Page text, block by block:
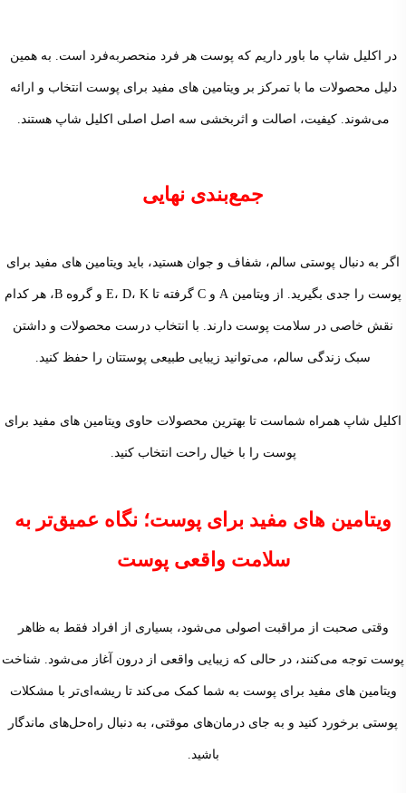
در اکلیل شاپ ما باور داریم که پوست هر فرد منحصر‌به‌فرد است. به همین
دلیل محصولات ما با تمرکز بر ویتامین های مفید برای پوست انتخاب و ارائه
می‌شوند. کیفیت، اصالت و اثربخشی سه اصل اصلی اکلیل شاپ هستند.
جمع‌بندی نهایی
اگر به دنبال پوستی سالم، شفاف و جوان هستید، باید ویتامین های مفید برای
پوست را جدی بگیرید. از ویتامین A و C گرفته تا E، D، K و گروه B، هر کدام
نقش خاصی در سلامت پوست دارند. با انتخاب درست محصولات و داشتن
سبک زندگی سالم، می‌توانید زیبایی طبیعی پوستتان را حفظ کنید.
اکلیل شاپ همراه شماست تا بهترین محصولات حاوی ویتامین های مفید برای
پوست را با خیال راحت انتخاب کنید.
ویتامین های مفید برای پوست؛ نگاه عمیق‌تر به
سلامت واقعی پوست
وقتی صحبت از مراقبت اصولی می‌شود، بسیاری از افراد فقط به ظاهر
پوست توجه می‌کنند، در حالی که زیبایی واقعی از درون آغاز می‌شود. شناخت
ویتامین های مفید برای پوست به شما کمک می‌کند تا ریشه‌ای‌تر با مشکلات
پوستی برخورد کنید و به جای درمان‌های موقتی، به دنبال راه‌حل‌های ماندگار
باشید.